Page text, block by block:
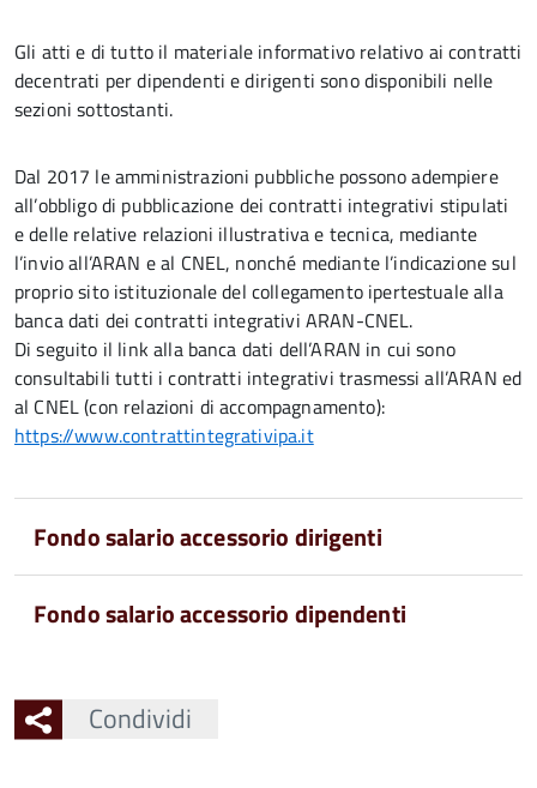
Gli atti e di tutto il materiale informativo relativo ai contratti
decentrati per dipendenti e dirigenti sono disponibili nelle
sezioni sottostanti.
Dal 2017 le amministrazioni pubbliche possono adempiere
all’obbligo di pubblicazione dei contratti integrativi stipulati
e delle relative relazioni illustrativa e tecnica, mediante
l’invio all’ARAN e al CNEL, nonché mediante l’indicazione sul
proprio sito istituzionale del collegamento ipertestuale alla
banca dati dei contratti integrativi ARAN-CNEL.
Di seguito il link alla banca dati dell’ARAN in cui sono
consultabili tutti i contratti integrativi trasmessi all’ARAN ed
al CNEL (con relazioni di accompagnamento):
https://www.contrattintegrativipa.it
Fondo salario accessorio dirigenti
Fondo salario accessorio dipendenti
Condividi